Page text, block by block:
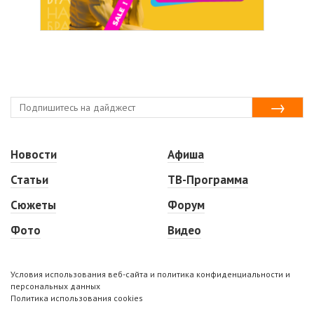
Новости
Статьи
Сюжеты
Фото
Афиша
ТВ-Программа
Форум
Видео
Условия использования веб-сайта и политика конфиденциальности и
персональных данных
Политика использования cookies